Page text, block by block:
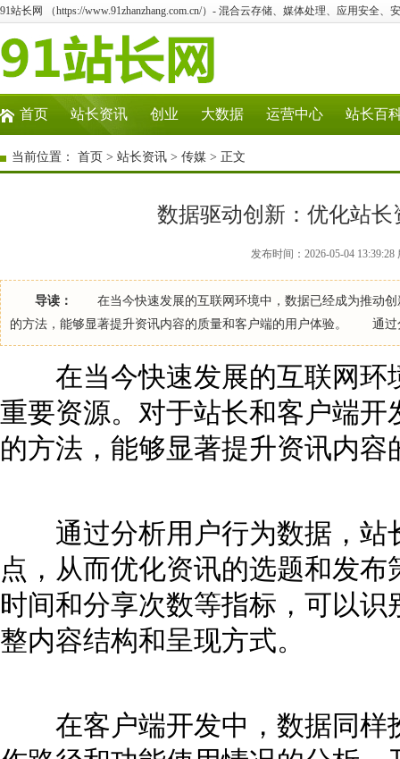
91站长网 （https://www.91zhanzhang.com.cn/）- 混合云存储、媒体处理、应用安全、
首页 站长资讯 创业 大数据 运营中心 站长百
当前位置： 首页 > 站长资讯 > 传媒 > 正文
数据驱动创新：优化站
发布时间：2026-05-04
导读：
在当今快速发展的互联网环境中，数据已经成为推动创
的方法，能够显著提升资讯内容的质量和客户端的用户体验。 通过
在当今快速发展的互联网环
重要资源。对于站长和客户端
的方法，能够显著提升资讯内
通过分析用户行为数据，站
点，从而优化资讯的选题和发
时间和分享次数等指标，可以
整内容结构和呈现方式。
在客户端开发中，数据同样